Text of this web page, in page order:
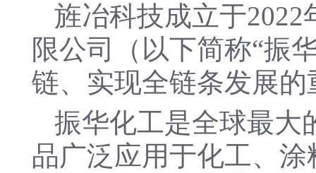
旌冶科技成立于
限公司（以下简称“振
链、实现全链条发展的
振华化工是全球最大
品广泛应用于化工、